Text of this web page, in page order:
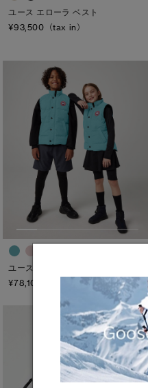
太もも
ユース エローラ ベスト
¥93,500（tax in）
ユース バニエ ベスト
¥78,100（tax in）